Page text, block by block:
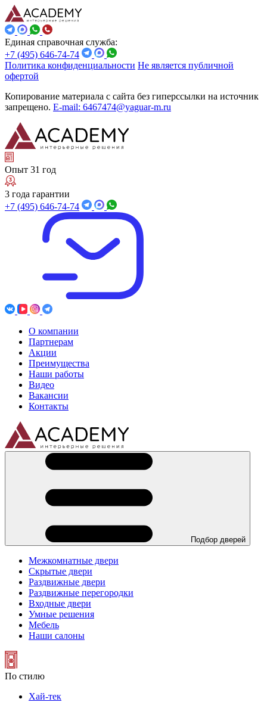
Единая справочная служба:
+7 (495) 646-74-74
Политика конфиденциальности Не является публичной
офертой
Копирование материала с сайта без гиперссылки на источник
запрещено. E-mail: 6467474@yaguar-m.ru
Опыт 31 год
3 года гарантии
+7 (495) 646-74-74
О компании
Партнерам
Акции
Преимущества
Наши работы
Видео
Вакансии
Контакты
Подбор дверей
Межкомнатные двери
Скрытые двери
Раздвижные двери
Раздвижные перегородки
Входные двери
Умные решения
Мебель
Наши салоны
По стилю
Хай-тек